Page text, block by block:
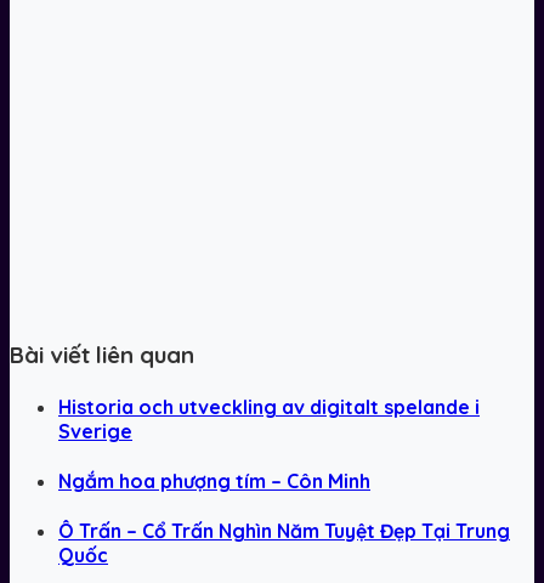
Bài viết liên quan
Historia och utveckling av digitalt spelande i
Sverige
Ngắm hoa phượng tím – Côn Minh
Ô Trấn – Cổ Trấn Nghìn Năm Tuyệt Đẹp Tại Trung
Quốc